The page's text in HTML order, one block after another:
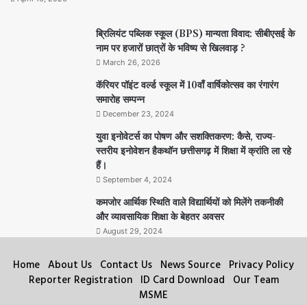
ब्रिलियंट पब्लिक स्कूल (BPS) मान्यता विवाद: सीबीएसई के
नाम पर हजारों छात्रों के भविष्य से खिलवाड़ ?
March 26, 2026
कॅरियर पॉइंट वर्ल्ड स्कूल में 10वाँ वार्षिकोत्सव का रंगारंग
समारोह सम्पन्न
December 23, 2024
युवा इनोवेटर्स का पोषण और सशक्तिकरण: कैसे, राज्य-
स्तरीय इनोवेशन हैकथॉन छत्तीसगढ़ में शिक्षा में क्रांति ला रहे
हैं।
September 4, 2024
कमजोर आर्थिक स्थिति वाले विद्यार्थियों को मिलेंगे तकनीकी
और व्यावसायिक शिक्षा के बेहतर अवसर
August 29, 2024
Home About Us Contact Us News Source Privacy Policy
Reporter Registration ID Card Download Our Team
MSME